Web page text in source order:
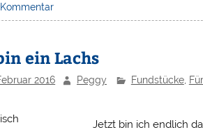
ein Lachs
2016 Peggy Fundstücke,
Jetzt bin ich endlich